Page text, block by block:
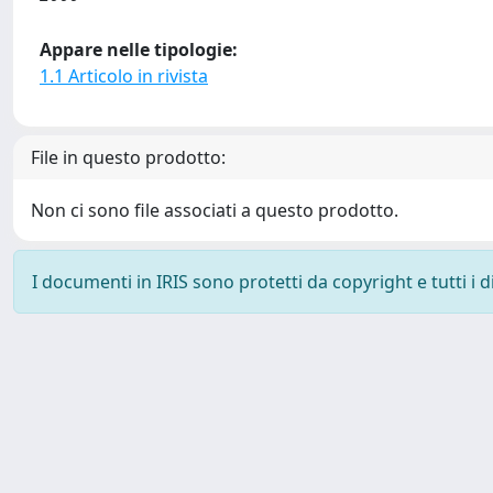
Appare nelle tipologie:
1.1 Articolo in rivista
File in questo prodotto:
Non ci sono file associati a questo prodotto.
I documenti in IRIS sono protetti da copyright e tutti i